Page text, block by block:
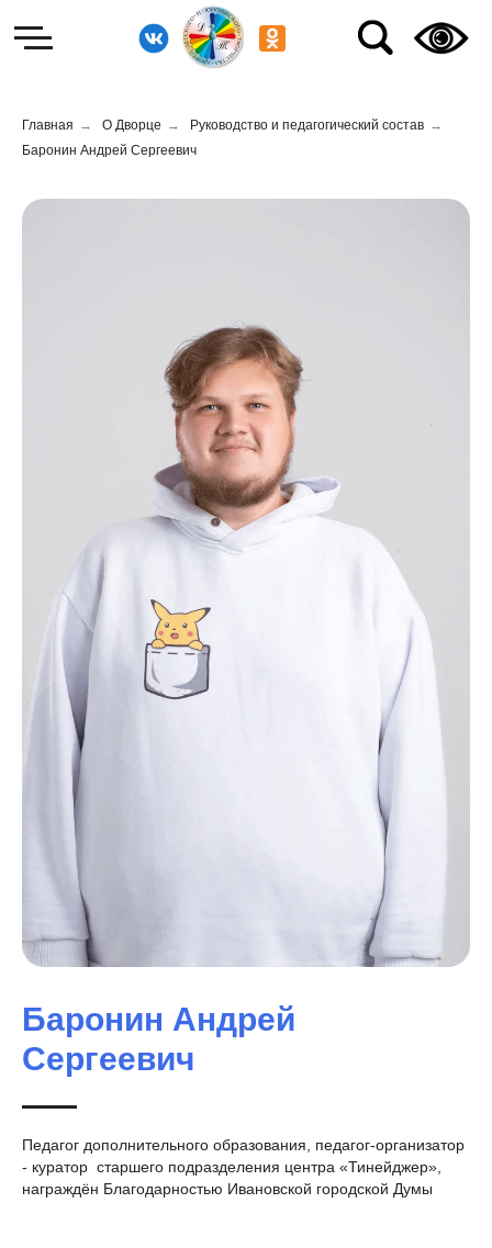
Главная → О Дворце → Руководство и педагогический состав →
Баронин Андрей Сергеевич
Баронин Андрей
Сергеевич
Педагог дополнительного образования, педагог-организатор
- куратор старшего подразделения центра «Тинейджер»,
награждён Благодарностью Ивановской городской Думы